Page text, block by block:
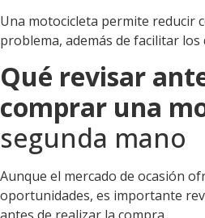
Una motocicleta permite reducir
problema, además de facilitar
Qué revisar
comprar una
segunda mano
Aunque el mercado de ocasión
oportunidades, es importante